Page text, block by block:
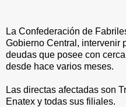
La Confederación de
Gobierno Central, intervenir
deudas que posee con
desde hace varios meses.
Las directas afectadas son
Enatex y todas sus filiales.